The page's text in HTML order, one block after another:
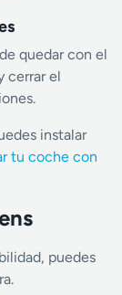
quedar con el
cerrar el
instalar
tu coche con
puedes